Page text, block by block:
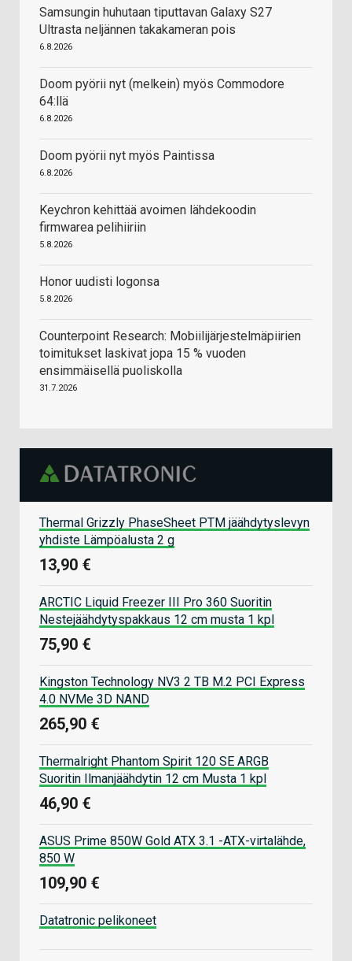
Samsungin huhutaan tiputtavan Galaxy S27
Ultrasta neljännen takakameran pois
6.8.2026
Doom pyörii nyt (melkein) myös Commodore
64:llä
6.8.2026
Doom pyörii nyt myös Paintissa
6.8.2026
Keychron kehittää avoimen lähdekoodin
firmwarea pelihiiriin
5.8.2026
Honor uudisti logonsa
5.8.2026
Counterpoint Research: Mobiilijärjestelmäpiirien
toimitukset laskivat jopa 15 % vuoden
ensimmäisellä puoliskolla
31.7.2026
Thermal Grizzly PhaseSheet PTM jäähdytyslevyn
yhdiste Lämpöalusta 2 g
13,90 €
ARCTIC Liquid Freezer III Pro 360 Suoritin
Nestejäähdytyspakkaus 12 cm musta 1 kpl
75,90 €
Kingston Technology NV3 2 TB M.2 PCI Express
4.0 NVMe 3D NAND
265,90 €
Thermalright Phantom Spirit 120 SE ARGB
Suoritin Ilmanjäähdytin 12 cm Musta 1 kpl
46,90 €
ASUS Prime 850W Gold ATX 3.1 -ATX-virtalähde,
850 W
109,90 €
Datatronic pelikoneet